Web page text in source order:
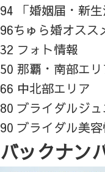
94 「婚姻届・新
96ちゅら婚オスス
32 フォト情報
50 那覇・南部エリ
66 中北部エリア
80 ブライダルジ
90 ブライダル美
バックナン